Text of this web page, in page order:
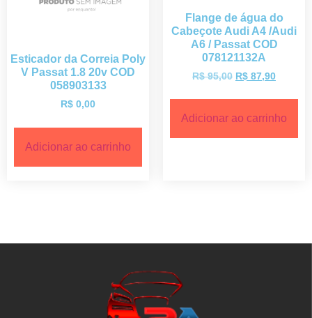
Esticador da Correia Poly
V Passat 1.8 20v COD
058903133
R$ 0,00
Adicionar ao carrinho
Flange de água do
Cabeçote Audi A4 /Audi
A6 / Passat COD
078121132A
R$95,00 R$ 87,90
Adicionar ao carrinho